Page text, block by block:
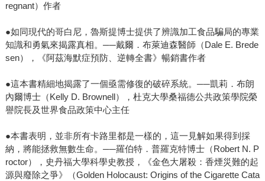
regnant）作者
●如同現代的哥白尼，魯斯提博士提供了辨識加工食品騙局的專業
知識和勇氣來揭露真相。──戴爾．布萊迪森醫師（Dale E. Brede
sen），《阿茲海默症預防、逆轉全書》暢銷書作者
●這本書精細地揭露了一個亟需修復的破碎系統。──凱莉．布朗
內爾博士（Kelly D. Brownell），杜克大學桑福德公共政策學院榮
譽院長及世界食品政策中心主任
●本書表明，並非所有卡路里都是一樣的，這一見解如果得到採
納，將能拯救無數生命。──羅伯特．普羅克特博士（Robert N. P
roctor），史丹福大學科學史教授，《金色大屠殺：香煙災難的起
源與廢除之爭》（Golden Holocaust: Origins of the Cigarette Cata